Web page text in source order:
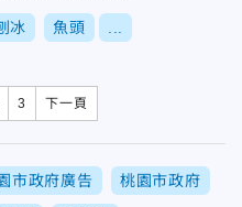
冰 魚頭
3 下一頁
市政府廣告 桃園市政府